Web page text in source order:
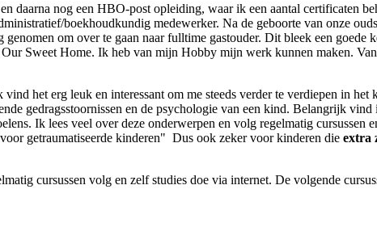
daarna nog een HBO-post opleiding, waar ik een aantal certificaten
boekhoudkundig medewerker. Na de geboorte van onze
om over te gaan naar fulltime gastouder. Dit bleek een
Sweet Home. Ik heb van mijn Hobby mijn werk kunnen maken.
vind het erg leuk en interessant om me steeds verder te verdiepen in
gedragsstoornissen en de psychologie van een kind. Belangrijk vind
Ik lees veel over deze onderwerpen en volg regelmatig
getraumatiseerde kinderen" Dus ook zeker voor kinderen die extra
cursussen volg en zelf studies doe via internet. De volgende